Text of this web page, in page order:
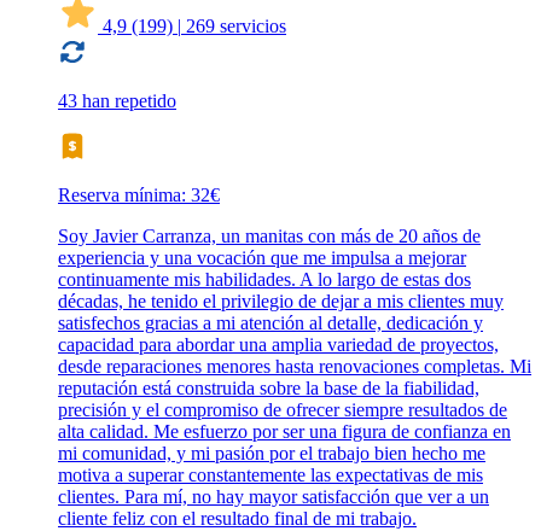
4,9 (199) | 269 servicios
43 han repetido
Reserva mínima: 32€
Soy Javier Carranza, un manitas con más de 20 años de
experiencia y una vocación que me impulsa a mejorar
continuamente mis habilidades. A lo largo de estas dos
décadas, he tenido el privilegio de dejar a mis clientes muy
satisfechos gracias a mi atención al detalle, dedicación y
capacidad para abordar una amplia variedad de proyectos,
desde reparaciones menores hasta renovaciones completas. Mi
reputación está construida sobre la base de la fiabilidad,
precisión y el compromiso de ofrecer siempre resultados de
alta calidad. Me esfuerzo por ser una figura de confianza en
mi comunidad, y mi pasión por el trabajo bien hecho me
motiva a superar constantemente las expectativas de mis
clientes. Para mí, no hay mayor satisfacción que ver a un
cliente feliz con el resultado final de mi trabajo.